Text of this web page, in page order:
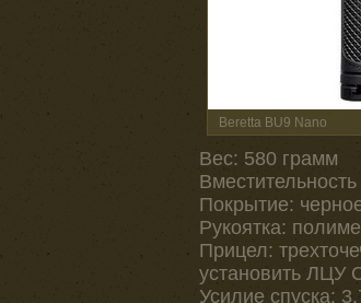
Beretta BU9 Nano
Вес: 580 грамм
Покрытие:
Рукоятка:
Прицел:
установить ЛЦУ
Усилие спуска: